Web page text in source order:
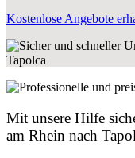
Kostenlose Angebote
Mit unsere Hilfe
am Rhein nach